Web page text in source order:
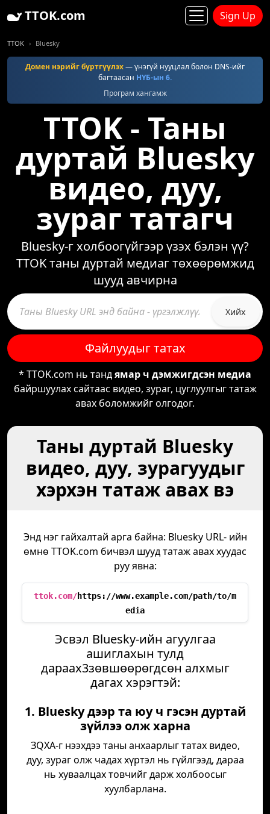
TTOK.com Sign Up
TTOK Bluesky
Домен нэрийг бүртгүүлэх— үнэгүй нууцлал болон DNS-ийг
багтаасан НҮБ-ын 6.
Програм хангамж
TTOK - Таны
дуртай Bluesky
видео, дуу,
зураг татагч
Bluesky-г холбоогүйгээр үзэх бэлэн үү?
TTOK таны дуртай медиаг төхөөрөмжид
шууд авчирна
Хийх
Файлуудыг татах
* TTOK.com нь тандямар ч дэмжигдсэн медиа
байршуулах сайтаас видео, зураг, цуглуулгыг татаж
авах боломжийг олгодог.
Таны дуртай Bluesky
видео, дуу, зурагуудыг
хэрхэн татаж авах вэ
Энд нэг гайхалтай арга байна: Bluesky URL- ийн
өмнө TTOK.com бичвэл шууд татаж авах хуудас
руу явна:
ttok.com/https://www.example.com/path/to/m
edia
Эсвэл Bluesky-ийн агуулгаа
ашиглахын тулд
дараах3зөвшөөрөгдсөн алхмыг
дагах хэрэгтэй:
1. Bluesky дээр та юу ч гэсэн дуртай
зүйлээ олж харна
ЗQXA-г нээхдээ таны анхаарлыг татах видео,
дуу, зураг олж чадах хүртэл нь гүйлгээд, дараа
нь хуваалцах товчийг дарж холбоосыг
хуулбарлана.